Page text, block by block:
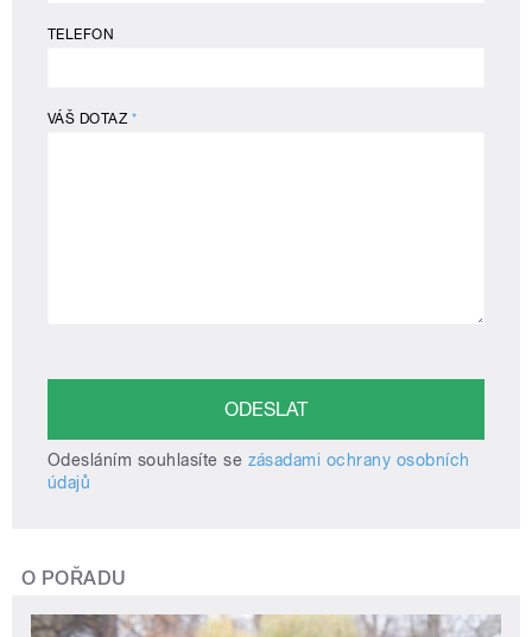
TELEFON
VÁŠ DOTAZ *
Odesláním souhlasíte se zásadami ochrany osobních
údajů
O POŘADU